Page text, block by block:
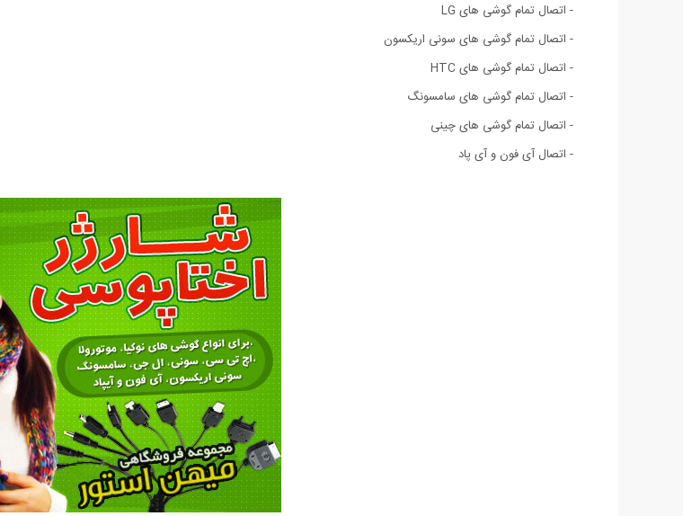
- اتصال تمام گوشی های LG
- اتصال تمام گوشی های سونی اریکسون
- اتصال تمام گوشی های HTC
- اتصال تمام گوشی های سامسونگ
- اتصال تمام گوشی های چینی
- اتصال آی فون و آی پاد